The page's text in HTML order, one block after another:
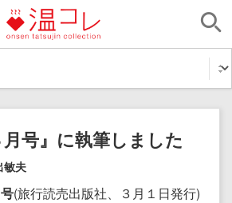
月号』に執筆しました
敏夫
(旅行読売出版社、３月１日発行)